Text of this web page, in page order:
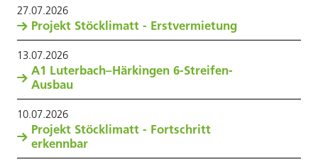
27.07.2026
Projekt Stöcklimatt - Erstvermietung
13.07.2026
A1 Luterbach–Härkingen 6-Streifen-
Ausbau
10.07.2026
Projekt Stöcklimatt - Fortschritt
erkennbar